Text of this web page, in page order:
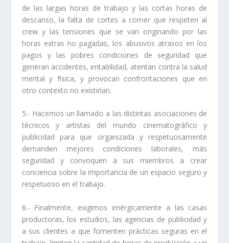
de las largas horas de trabajo y las cortas horas de
descanso, la falta de cortes a comer que respeten al
crew y las tensiones que se van originando por las
horas extras no pagadas, los abusivos atrasos en los
pagos y las pobres condiciones de seguridad que
generan accidentes, irritabilidad, atentan contra la salud
mental y física, y provocan confrontaciones que en
otro contexto no existirían.
5.- Hacemos un llamado a las distintas asociaciones de
técnicos y artistas del mundo cinematográfico y
publicidad para que organizada y respetuosamente
demanden mejores condiciones laborales, más
seguridad y convoquen a sus miembros a crear
conciencia sobre la importancia de un espacio seguro y
respetuoso en el trabajo.
6.- Finalmente, exigimos enérgicamente a las casas
productoras, los estudios, las agencias de publicidad y
a sus clientes a que fomenten prácticas seguras en el